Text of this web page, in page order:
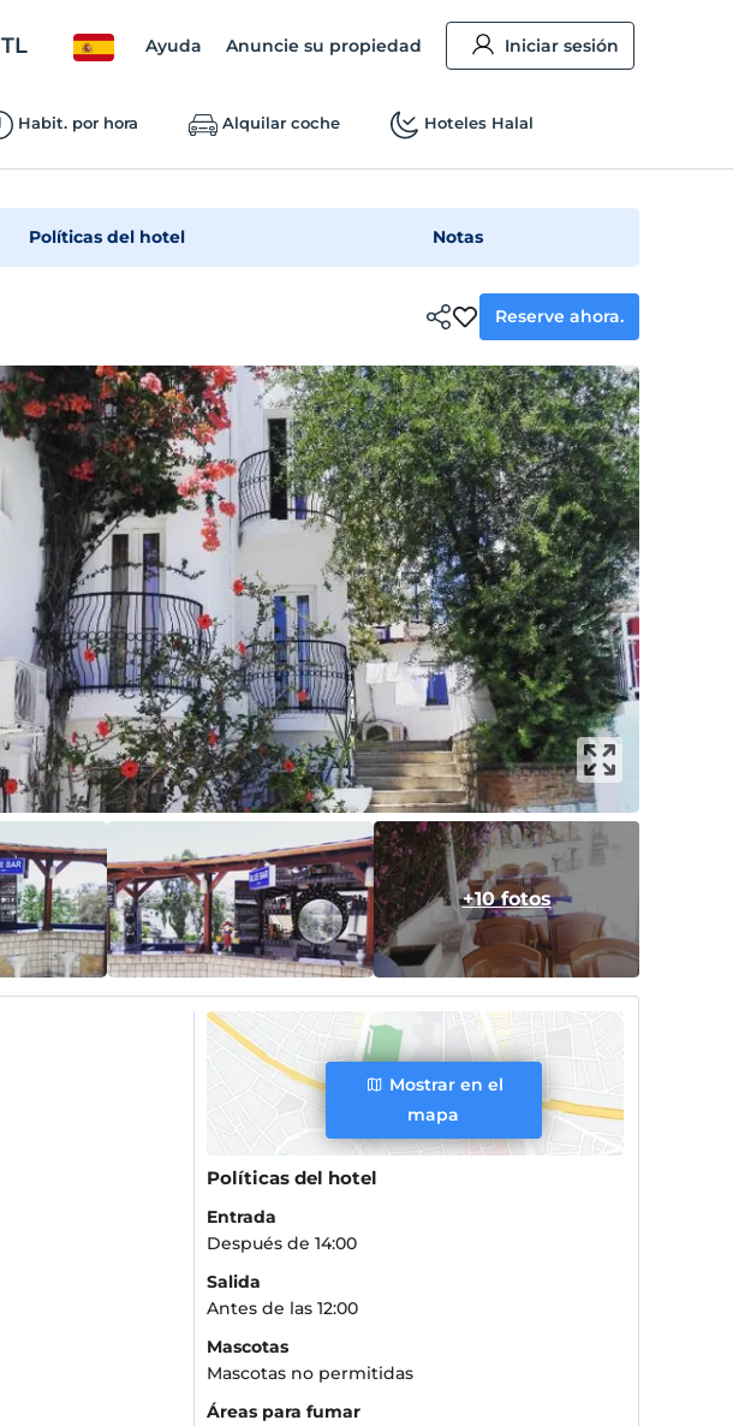
TL Ayuda Anuncie su propiedad Iniciar sesión
Habit. por hora Alquilar coche Hoteles Halal
Políticas del hotel Notas
Reserve ahora.
+10 fotos
Mostrar en el
mapa
Políticas del hotel
Entrada
Después de 14:00
Salida
Antes de las 12:00
Mascotas
Mascotas no permitidas
Áreas para fumar